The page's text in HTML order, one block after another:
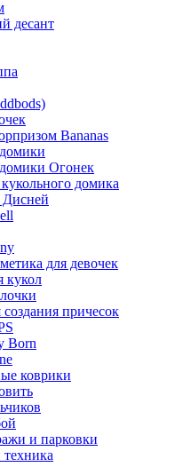
десант
Bananas
Огонек
домика
для девочек
кукол
причесок
Born
коврики
и парковки